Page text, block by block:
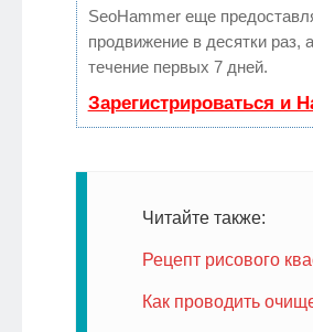
SeoHammer еще
продвижение в десятки раз,
течение первых 7 дней.
Зарегистрироваться и
Читайте также:
Рецепт рисового
Как проводить